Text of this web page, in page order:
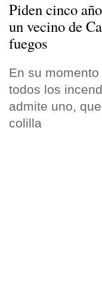
Piden cinco
un vecino de
fuegos
En su
todos los
admite uno,
colilla